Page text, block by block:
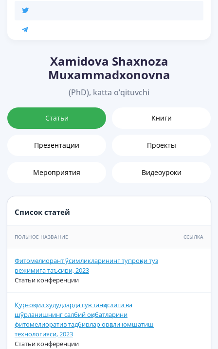
Xamidova Shaxnoza
Muxammadxonovna
(PhD), katta o’qituvchi
Статьи Книги
Презентации Проекты
Мероприятия Видеоуроки
Список статей
ПОЛЬНОЕ НАЗВАНИЕ ССЫЛКА
Фитомелиорант ўсимликларининг тупроқни туз
режимига таъсири, 2023
Статьи конференции
Қурғоқчил худудларда сув танқислиги ва
шўрланишнинг салбий оқибатларини
фитомелиоратив тадбирлар орқали юмшатиш
технологияси, 2023
Статьи конференции